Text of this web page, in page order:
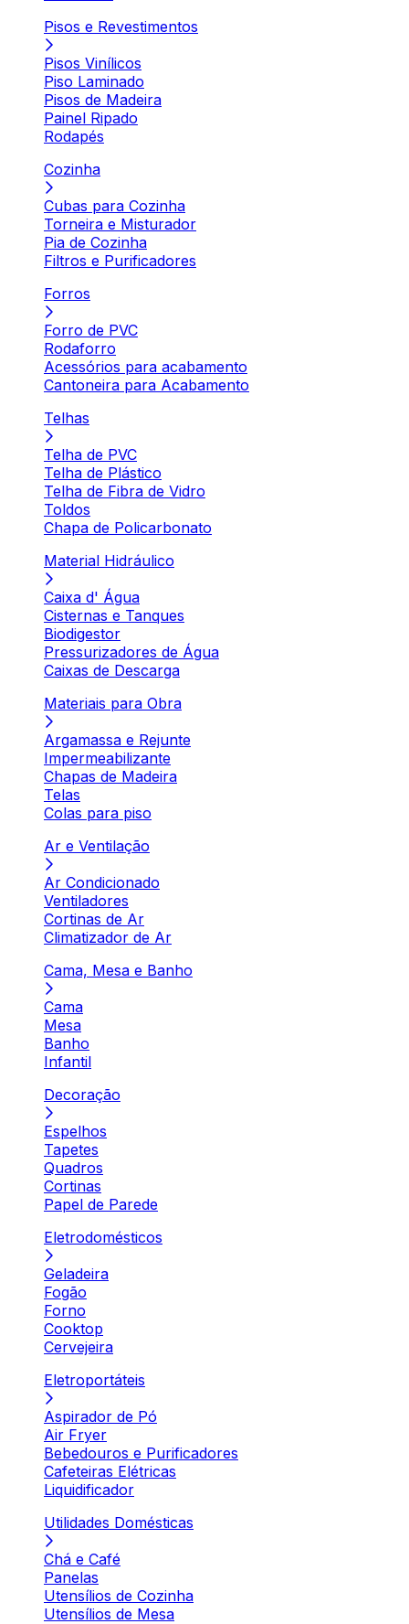
Pisos e Revestimentos
Pisos Vinílicos
Piso Laminado
Pisos de Madeira
Painel Ripado
Rodapés
Cozinha
Cubas para Cozinha
Torneira e Misturador
Pia de Cozinha
Filtros e Purificadores
Forros
Forro de PVC
Rodaforro
Acessórios para acabamento
Cantoneira para Acabamento
Telhas
Telha de PVC
Telha de Plástico
Telha de Fibra de Vidro
Toldos
Chapa de Policarbonato
Material Hidráulico
Caixa d' Água
Cisternas e Tanques
Biodigestor
Pressurizadores de Água
Caixas de Descarga
Materiais para Obra
Argamassa e Rejunte
Impermeabilizante
Chapas de Madeira
Telas
Colas para piso
Ar e Ventilação
Ar Condicionado
Ventiladores
Cortinas de Ar
Climatizador de Ar
Cama, Mesa e Banho
Cama
Mesa
Banho
Infantil
Decoração
Espelhos
Tapetes
Quadros
Cortinas
Papel de Parede
Eletrodomésticos
Geladeira
Fogão
Forno
Cooktop
Cervejeira
Eletroportáteis
Aspirador de Pó
Air Fryer
Bebedouros e Purificadores
Cafeteiras Elétricas
Liquidificador
Utilidades Domésticas
Chá e Café
Panelas
Utensílios de Cozinha
Utensílios de Mesa